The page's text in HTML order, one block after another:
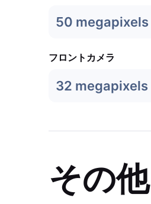
50 megapixels
フロントカメラ
32 megapixels
その他